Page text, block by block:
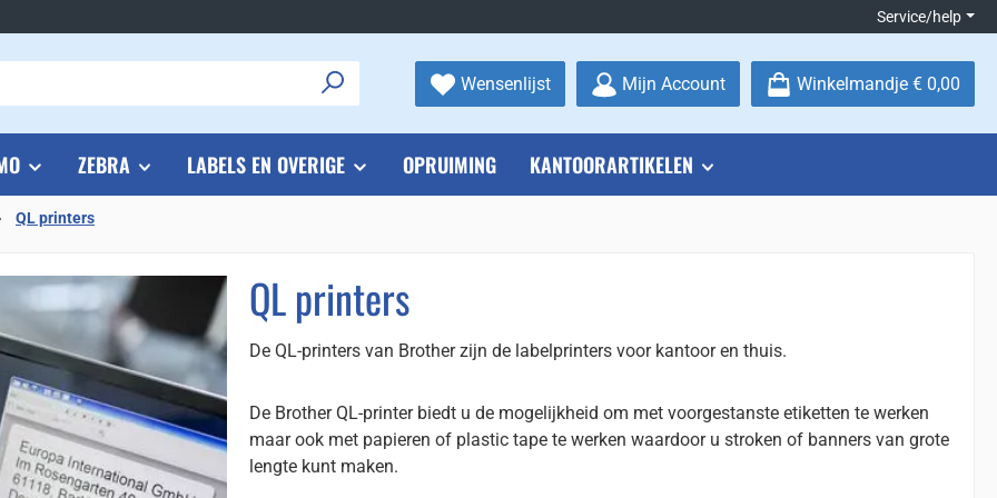
Service/help
WensenlijstJe hebt 0 items op je verlanglijstje
Mijn Account Winkelmandje € 0,00
ZEBRA LABELS EN OVERIGE OPRUIMING KANTOORARTIKELEN
QL printers
QL printers
De QL-printers van Brother zijn de labelprinters voor kantoor en thuis.
De Brother QL-printer biedt u de mogelijkheid om met voorgestanste etiketten te werken
maar ook met papieren of plastic tape te werken waardoor u stroken of banners van grote
lengte kunt maken.